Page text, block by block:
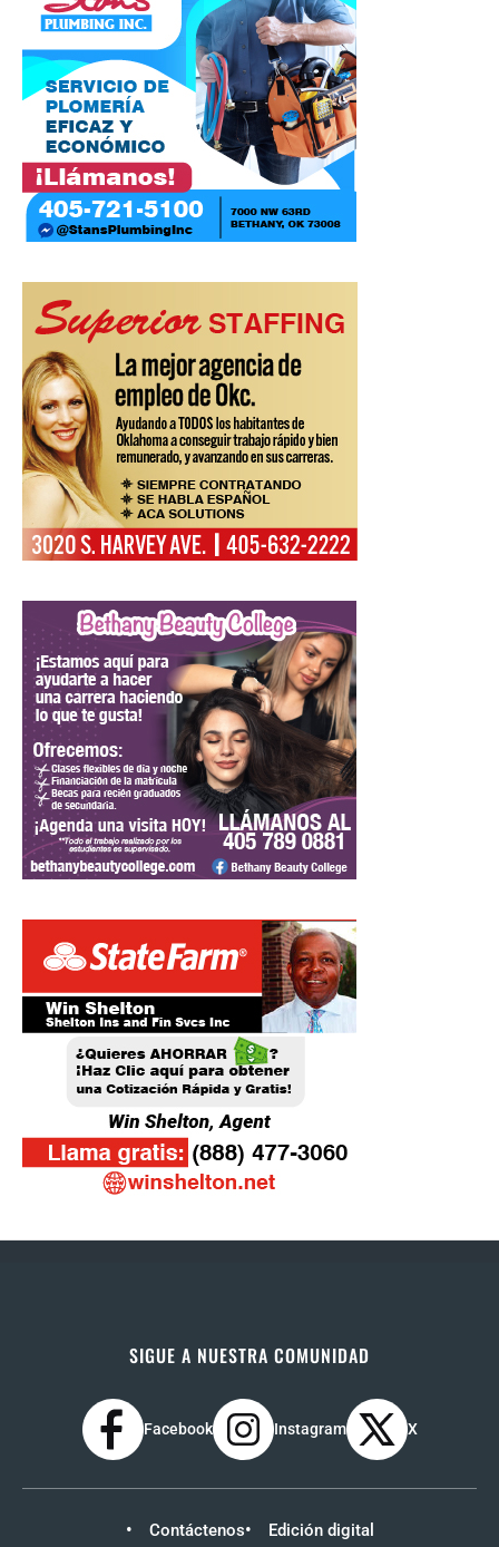
SIGUE A NUESTRA COMUNIDAD
Facebook Instagram X
Contáctenos Edición digital